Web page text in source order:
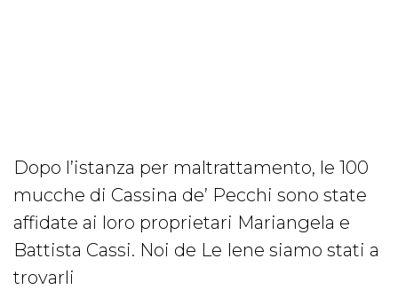
Dopo l’istanza per maltrattamento, le 100
mucche di Cassina de’ Pecchi sono state
affidate ai loro proprietari Mariangela e
Battista Cassi. Noi de Le Iene siamo stati a
trovarli